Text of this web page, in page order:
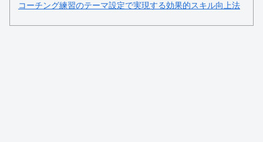
コーチング練習のテーマ設定で実現する効果的スキル向上法